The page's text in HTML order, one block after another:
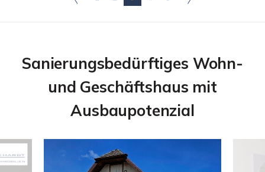
Sanierungsbedürftiges Wohn-
und Geschäftshaus mit
Ausbaupotenzial